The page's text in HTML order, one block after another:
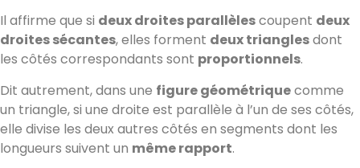
Il affirme que si deux droites parallèlescoupent deux
droites sécantes, elles forment deux trianglesdont
les côtés correspondants sont proportionnels.
Dit autrement, dans une figure géométriquecomme
un triangle, si une droite est parallèle à l’un de ses côtés,
elle divise les deux autres côtés en segments dont les
longueurs suivent un même rapport.